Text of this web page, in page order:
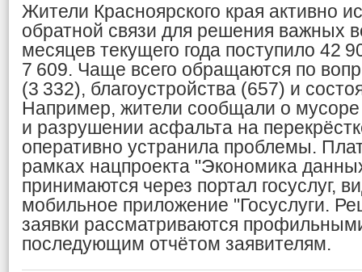
Жители Красноярского края активно
обратной связи для решения важных
месяцев текущего года поступило
7 609. Чаще всего обращаются по
(3 332), благоустройства (657) и
Например, жители сообщали о
и разрушении асфальта на
оперативно устранила проблемы.
рамках нацпроекта "Экономика
принимаются через портал госуслуг,
мобильное приложение "Госуслуги.
заявки рассматриваются
последующим отчётом заявителям.